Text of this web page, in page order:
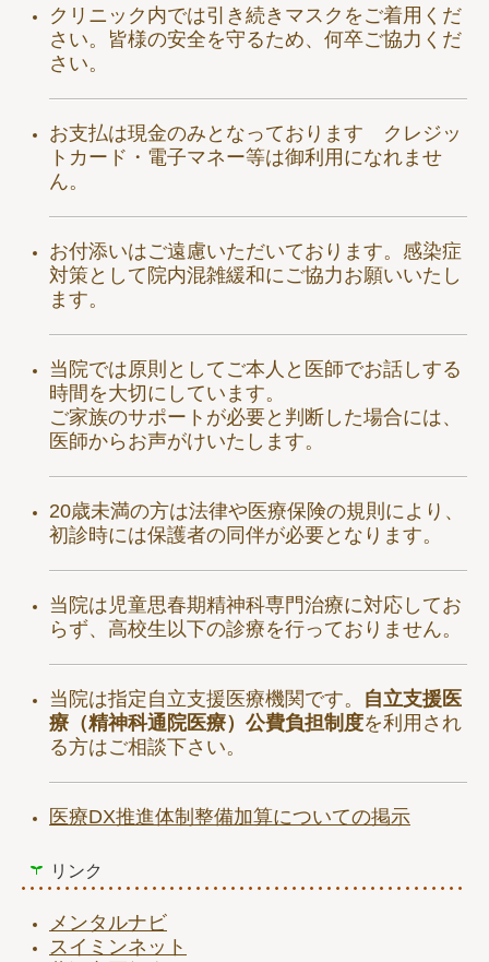
クリニック内では引き続きマスクをご着用くだ
さい。皆様の安全を守るため、何卒ご協力くだ
さい。
お支払は現金のみとなっております クレジッ
トカード・電子マネー等は御利用になれませ
ん。
お付添いはご遠慮いただいております。 感染症
対策として院内混雑緩和にご協力お願いいたし
ます。
当院では原則としてご本人と医師でお話しする
時間を大切にしています。
ご家族のサポートが必要と判断した場合には、
医師からお声がけいたします。
20歳未満の方は法律や医療保険の規則により、
初診時には保護者の同伴が必要となります。
当院は児童思春期精神科専門治療に対応してお
らず、高校生以下の診療を行っておりません。
当院は指定自立支援医療機関です。 自立支援医
療（精神科通院医療）公費負担制度を利用され
る方はご相談下さい。
医療DX推進体制整備加算についての掲示
リンク
メンタルナビ
スイミンネット